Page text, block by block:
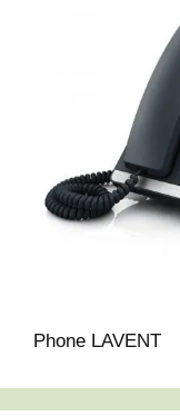
Phone LAVENT